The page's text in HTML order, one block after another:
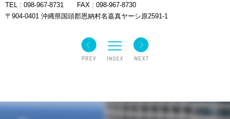
TEL : 098-967-8731 FAX : 098-967-8730
〒904-0401 沖縄県国頭郡恩納村名嘉真ヤーシ原2591-1